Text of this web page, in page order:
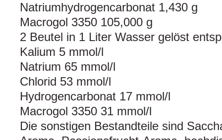
Natriumhydrogencarbonat 1,430 g
Macrogol 3350 105,000 g
2 Beutel in 1 Liter Wasser gelöst
Kalium 5 mmol/l
Natrium 65 mmol/l
Chlorid 53 mmol/l
Hydrogencarbonat 17 mmol/l
Macrogol 3350 31 mmol/l
Die sonstigen Bestandteile sind